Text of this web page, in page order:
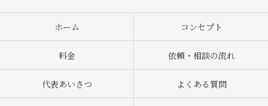
ホーム コンセプト
料金 依頼・相談の流れ
代表あいさつ よくある質問